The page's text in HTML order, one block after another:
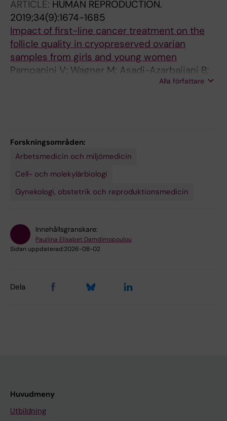
O; Kere J; Lanner F; Damdimopoulou P
ARTICLE: HUMAN REPRODUCTION.
2019;34(9):1674-1685
Impact of first-line cancer treatment on the
follicle quality in cryopreserved ovarian
samples from girls and young women
Pampanini V; Wagner M; Asadi-Azarbaijani B;
Oskam IC; Sheikhi M; Sjodin MOD; Lindberg J;
Alla författare
Forskningsområden:
Arbetsmedicin och miljömedicin
Cell- och molekylärbiologi
Gynekologi, obstetrik och reproduktionsmedicin
Innehållsgranskare:
Pauliina Elisabet Damdimopoulou
Sidan uppdaterad:2026-08-02
Dela
Huvudmeny
Utbildning